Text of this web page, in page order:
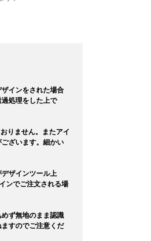
インをされた場合
処理をした上で
りません。またアイ
ざいます。細かい
ザインツール上
ンでご注文される場
ず無地のまま認識
すのでご注意くだ